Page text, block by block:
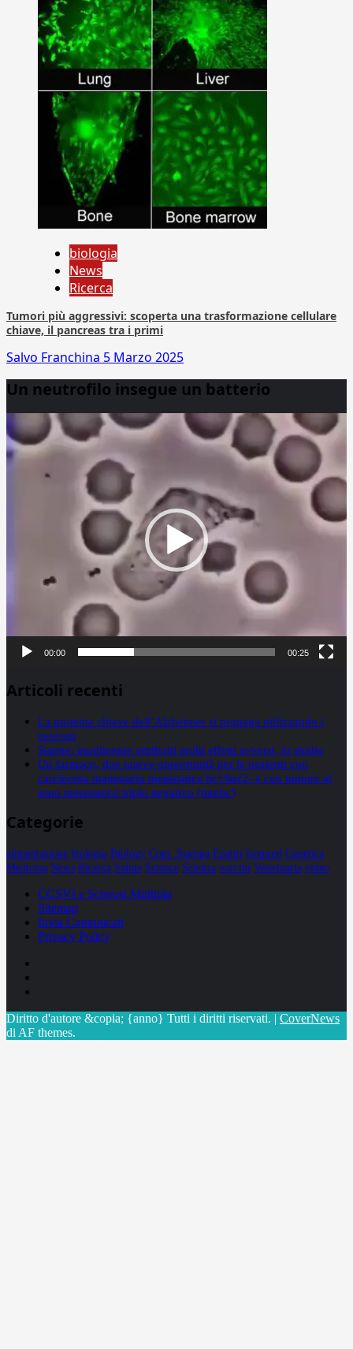
biologia
News
Ricerca
Tumori più aggressivi: scoperta una trasformazione cellulare
chiave, il pancreas tra i primi
Salvo Franchina 5 Marzo 2025
Un neutrofilo insegue un batterio
Player
00:00 00:25
Articoli recenti
La proteina chiave dell’Alzheimer si propaga utilizzando i
neuroni
Statine: inutilmente attribuiti molti effetti avversi, lo studio
Un farmaco, due nuove opportunità per le pazienti con
carcinoma mammario metastatico hr+/her2- e con tumore al
seno metastatico triplo negativo (mtnbc)
Categorie
alimentazione biologia Biology Com. Stampa Epatiti featured Genetica
Medicina News Ricerca Salute Science Scienza vaccini Veterinaria video
CCSVI e Sclerosi Multipla
Sitemap
Invia Comunicati
Privacy Policy
Diritto d'autore &copia; {anno} Tutti i diritti riservati. | CoverNews
di AF themes.